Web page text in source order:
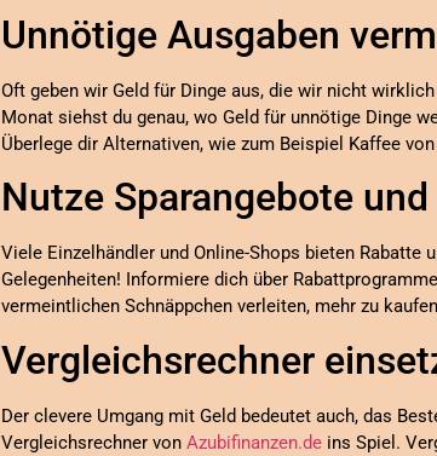
Unnötige Ausgaben
Oft geben wir Geld für Dinge aus, die wir nicht
Monat siehst du genau, wo Geld für unnötige Dinge
Überlege dir Alternativen, wie zum Beispiel Kaffee
Nutze Sparangebote
Viele Einzelhändler und Online-Shops bieten Rabatte
Gelegenheiten! Informiere dich über
vermeintlichen Schnäppchen verleiten, mehr zu
Vergleichsrechner
Der clevere Umgang mit Geld bedeutet auch, das
Vergleichsrechner von Azubifinanzen.de ins Spiel.